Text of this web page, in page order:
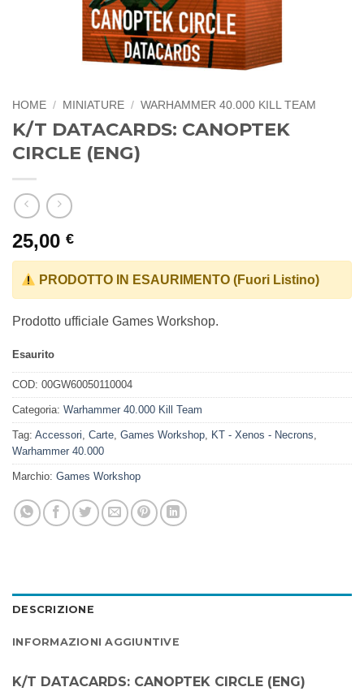
HOME / MINIATURE / WARHAMMER 40.000 KILL TEAM
K/T DATACARDS: CANOPTEK
CIRCLE (ENG)
25,00 €
PRODOTTO IN ESAURIMENTO (Fuori Listino)
Prodotto ufficiale Games Workshop.
Esaurito
COD: 00GW60050110004
Categoria: Warhammer 40.000 Kill Team
Tag: Accessori Carte Games Workshop KT - Xenos - Necrons
Warhammer 40.000
Marchio: Games Workshop
DESCRIZIONE
INFORMAZIONI AGGIUNTIVE
K/T DATACARDS: CANOPTEK CIRCLE (ENG)